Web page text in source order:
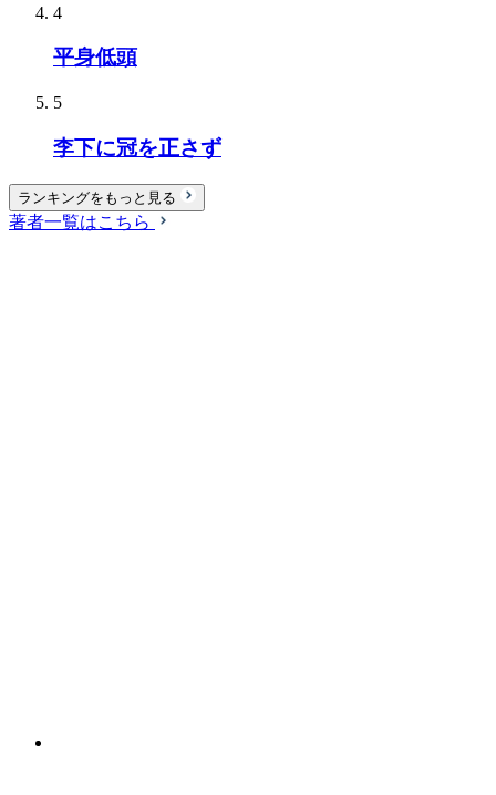
4
平身低頭
5
李下に冠を正さず
ランキングをもっと見る
著者一覧はこちら